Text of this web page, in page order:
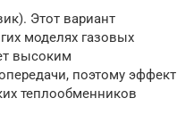
Этот вариант
моделях газовых
высоким
поэтому эффект
теплообменников